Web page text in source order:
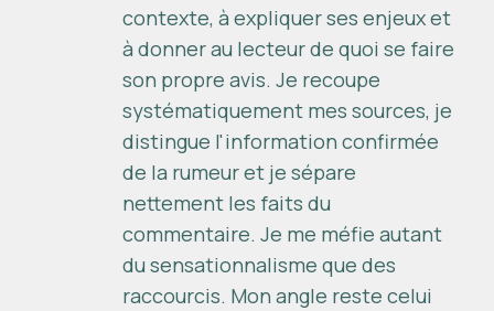
contexte, à expliquer ses enjeux et
à donner au lecteur de quoi se faire
son propre avis. Je recoupe
systématiquement mes sources, je
distingue l'information confirmée
de la rumeur et je sépare
nettement les faits du
commentaire. Je me méfie autant
du sensationnalisme que des
raccourcis. Mon angle reste celui